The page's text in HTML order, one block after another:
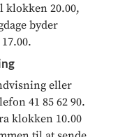
klokken 20.00,
byder
eller
41 85 62 90.
klokken 10.00